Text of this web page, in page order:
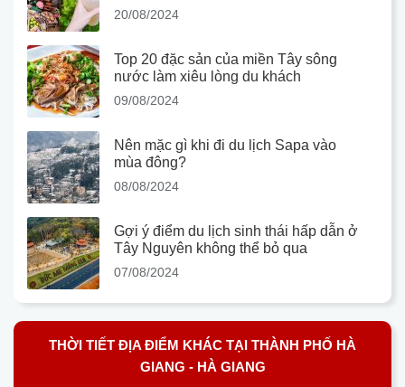
20/08/2024
Top 20 đặc sản của miền Tây sông
nước làm xiêu lòng du khách
09/08/2024
Nên mặc gì khi đi du lịch Sapa vào
mùa đông?
08/08/2024
Gợi ý điểm du lịch sinh thái hấp dẫn ở
Tây Nguyên không thể bỏ qua
07/08/2024
THỜI TIẾT ĐỊA ĐIỂM KHÁC TẠI THÀNH PHỐ HÀ
GIANG - HÀ GIANG